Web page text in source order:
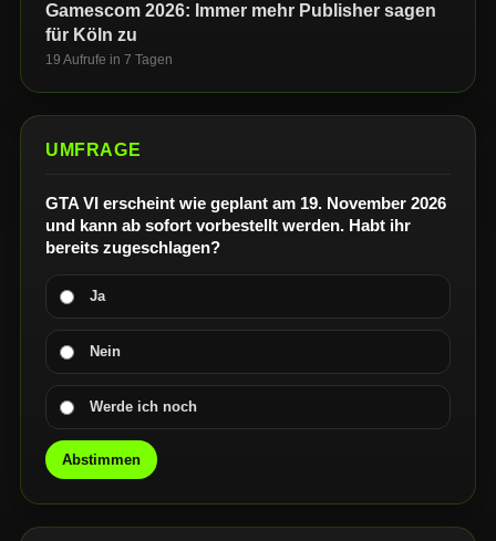
Gamescom 2026: Immer mehr Publisher sagen
für Köln zu
19 Aufrufe in 7 Tagen
UMFRAGE
GTA VI erscheint wie geplant am 19. November 2026
und kann ab sofort vorbestellt werden. Habt ihr
bereits zugeschlagen?
Ja
Nein
Werde ich noch
Abstimmen